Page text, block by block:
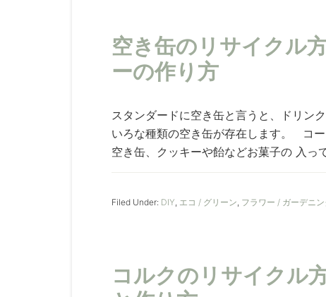
空き缶のリサイクル
ーの作り方
スタンダードに空き缶と言うと、ドリン
いろな種類の空き缶が存在します。 コ
空き缶、クッキーや飴などお菓子の 入っ
Filed Under: DIY, エコ / グリーン, フラワー / ガーデニ
コルクのリサイクル